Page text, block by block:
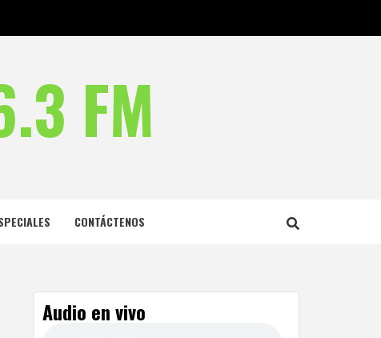
FM
CONTÁCTENOS
Audio en vivo